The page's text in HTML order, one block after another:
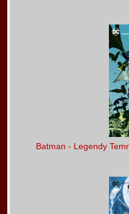
Batman - Legendy